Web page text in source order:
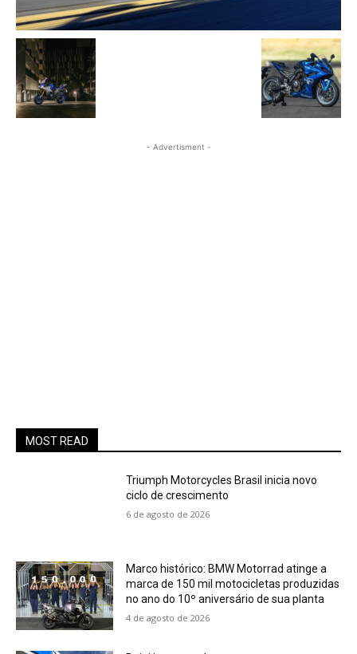
- Advertisment -
MOST READ
Triumph Motorcycles Brasil inicia novo
ciclo de crescimento
6 de agosto de 2026
Marco histórico: BMW Motorrad atinge a
marca de 150 mil motocicletas produzidas
no ano do 10º aniversário de sua planta
4 de agosto de 2026